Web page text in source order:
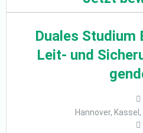
Duales
Leit- und
Hannover,